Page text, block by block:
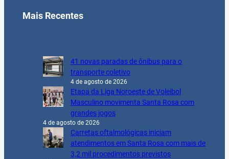
Mais Recentes
41 novas paradas de ônibus para o
transporte coletivo
4 de agosto de 2026
Etapa da Liga Noroeste de Voleibol
Masculino movimenta Santa Rosa com
grandes jogos
4 de agosto de 2026
Carretas oftalmológicas iniciam
atendimentos em Santa Rosa com mais de
3,2 mil procedimentos previstos